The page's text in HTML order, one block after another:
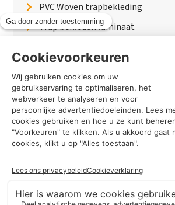
PVC Woven trapbekleding
Trap bekleden laminaat
Traptreden beton
Traptreden leer
PaintWood
Trapverlichting
PVC Vloer
Marmerlook trap
Traprenovatie in jouw plaats